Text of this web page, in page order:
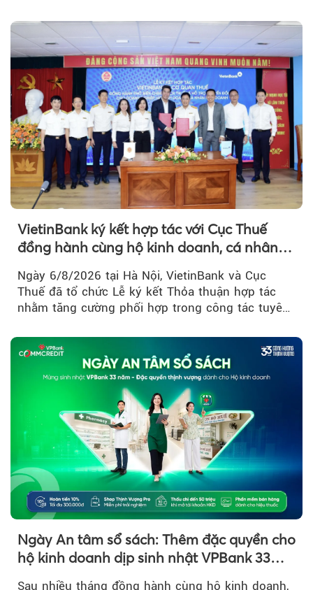
VietinBank ký kết hợp tác với Cục Thuế
đồng hành cùng hộ kinh doanh, cá nhân
đổi số
Ngày 6/8/2026 tại Hà Nội, VietinBank và Cục
Thuế đã tổ chức Lễ ký kết Thỏa thuận hợp tác
nhằm tăng cường phối hợp trong công tác tuyên
Ngày An tâm sổ sách: Thêm đặc quyền cho
hộ kinh doanh dịp sinh nhật VPBank 33
Sau nhiều tháng đồng hành cùng hộ kinh doanh,